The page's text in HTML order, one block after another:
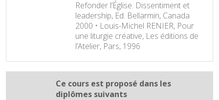
Refonder l’Église. Dissentiment et
leadership, Ed. Bellarmin, Canada
2000 • Louis-Michel RENIER, Pour
une liturgie créative, Les éditions de
l’Atelier, Pars, 1996
Ce cours est proposé dans les
diplômes suivants